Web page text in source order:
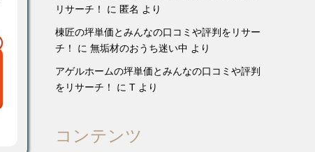
リサーチ！
に 匿名 より
棟匠の坪単価とみんなの口コミや評判をリサー
チ！
に 無垢材のおうち迷い中 より
アゲルホームの坪単価とみんなの口コミや評判
をリサーチ！
に T より
コンテンツ